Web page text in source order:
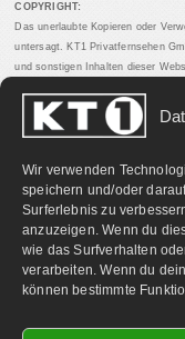
Wir verwenden
speichern und/oder
Surferlebnis zu
anzuzeigen. Wenn du
wie das Surfverhalten
verarbeiten. Wenn du
können bestimmte
COPYRIGHT:
Das unerlaubte Kopieren oder
untersagt. KT1 Privatfernsehen
und sonstigen Inhalten dieser
PARTNERLINKS: